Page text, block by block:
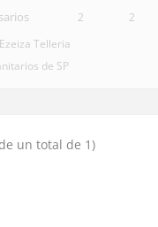
Telleria
de SP
2 2
un total de 1)